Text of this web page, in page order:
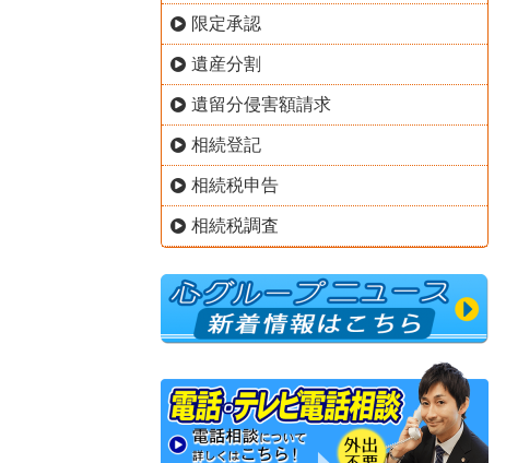
限定承認
遺産分割
遺留分侵害額請求
相続登記
相続税申告
相続税調査